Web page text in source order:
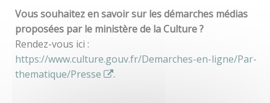
Vous souhaitez en savoir sur les démarches médias
proposées par le ministère de la Culture ?
Rendez-vous ici :
https://www.culture.gouv.fr/Demarches-en-ligne/Par-
thematique/Presse
.